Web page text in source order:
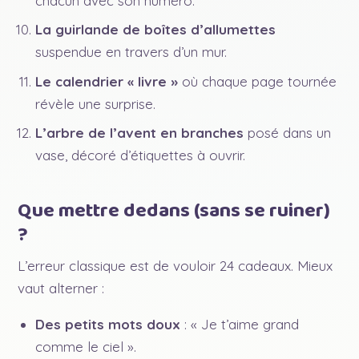
La guirlande de boîtes d’allumettes
suspendue en travers d’un mur.
Le calendrier « livre » où chaque page tournée
révèle une surprise.
L’arbre de l’avent en branches posé dans un
vase, décoré d’étiquettes à ouvrir.
Que mettre dedans (sans se ruiner)
?
L’erreur classique est de vouloir 24 cadeaux. Mieux
vaut alterner :
Des petits mots doux : « Je t’aime grand
comme le ciel ».